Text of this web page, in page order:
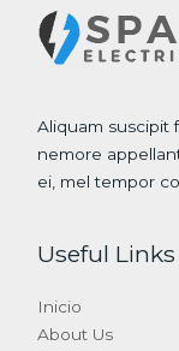
Aliquam suscipit
nemore
ei, mel tempor
Useful Links
Inicio
About Us